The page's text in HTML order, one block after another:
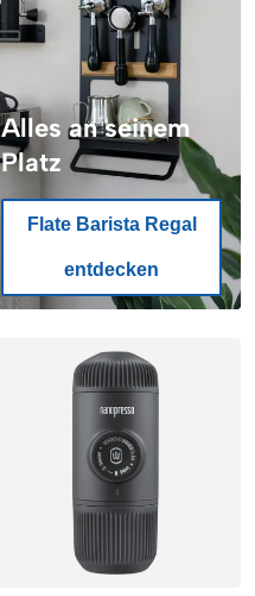
Alles an seinem
Platz
Flate Barista Regal
entdecken